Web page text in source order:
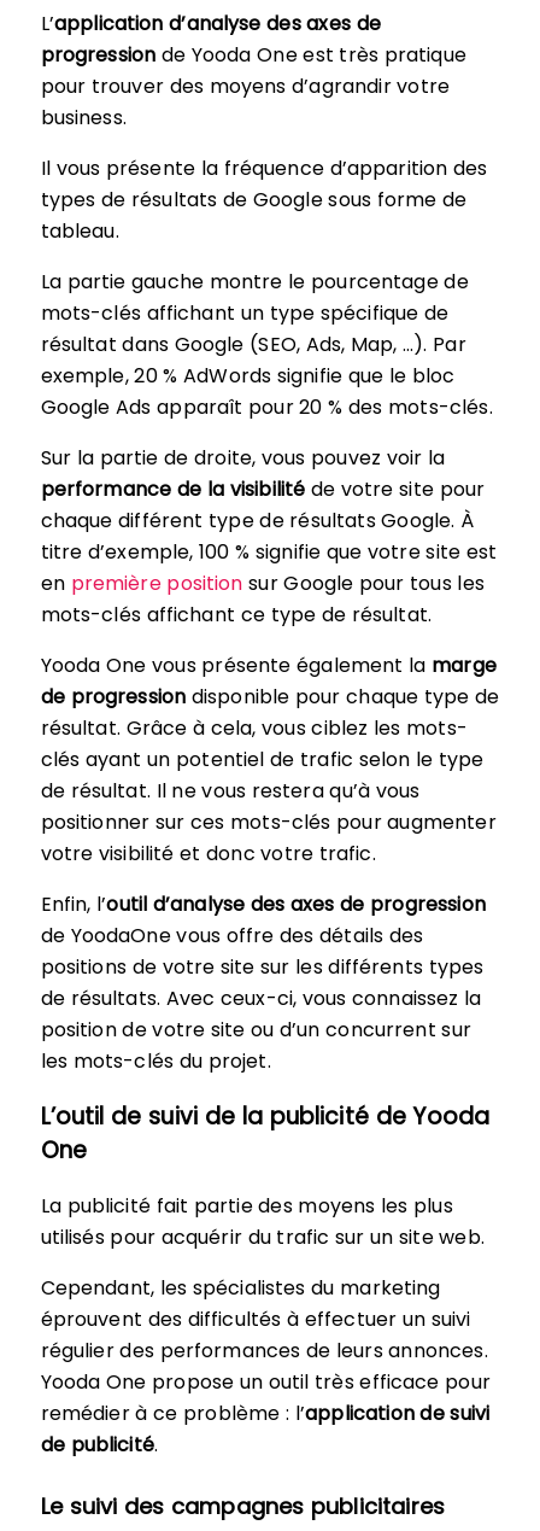
L’application d’analyse des axes de
progression de Yooda One est très pratique
pour trouver des moyens d’agrandir votre
business.
Il vous présente la fréquence d’apparition des
types de résultats de Google sous forme de
tableau.
La partie gauche montre le pourcentage de
mots-clés affichant un type spécifique de
résultat dans Google (SEO, Ads, Map, …). Par
exemple, 20 % AdWords signifie que le bloc
Google Ads apparaît pour 20 % des mots-clés.
Sur la partie de droite, vous pouvez voir la
performance de la visibilité de votre site pour
chaque différent type de résultats Google. À
titre d’exemple, 100 % signifie que votre site est
en première position sur Google pour tous les
mots-clés affichant ce type de résultat.
Yooda One vous présente également la marge
de progression disponible pour chaque type de
résultat. Grâce à cela, vous ciblez les mots-
clés ayant un potentiel de trafic selon le type
de résultat. Il ne vous restera qu’à vous
positionner sur ces mots-clés pour augmenter
votre visibilité et donc votre trafic.
Enfin, l’outil d’analyse des axes de progression
de YoodaOne vous offre des détails des
positions de votre site sur les différents types
de résultats. Avec ceux-ci, vous connaissez la
position de votre site ou d’un concurrent sur
les mots-clés du projet.
L’outil de suivi de la publicité de Yooda
One
La publicité fait partie des moyens les plus
utilisés pour acquérir du trafic sur un site web.
Cependant, les spécialistes du marketing
éprouvent des difficultés à effectuer un suivi
régulier des performances de leurs annonces.
Yooda One propose un outil très efficace pour
remédier à ce problème : l’application de suivi
de publicité.
Le suivi des campagnes publicitaires